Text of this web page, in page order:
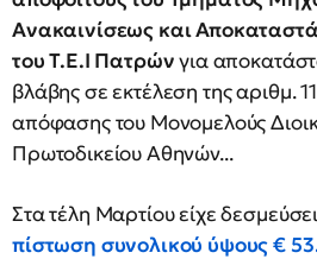
Ανακαινίσεως και
του Τ.Ε.Ι Πατρώνγια
βλάβης σε εκτέλεση της αριθμ.
απόφασης του Μονομελούς
Πρωτοδικείου Αθηνών...
Στα τέλη Μαρτίου είχε δεσμεύσει
πίστωση συνολικού ύψους€